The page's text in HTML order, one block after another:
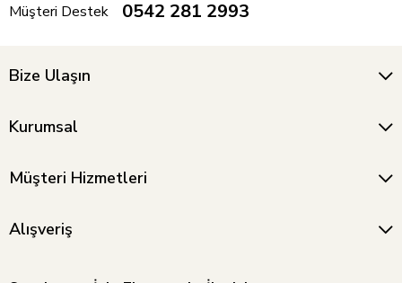
Müşteri Destek
0542 281 2993
Bize Ulaşın
Kurumsal
Müşteri Hizmetleri
Alışveriş